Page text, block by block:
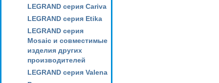
LEGRAND серия Cariva
LEGRAND серия Etika
LEGRAND серия
Mosaic и совместимые
изделия других
производителей
LEGRAND серия Valena